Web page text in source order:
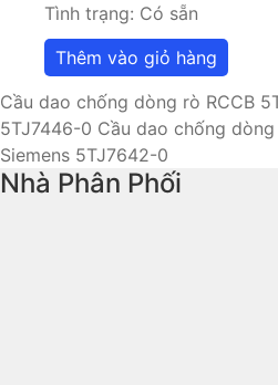
Tình trạng: Có sẵn
Thêm vào giỏ hàng
Cầu dao chống dòng rò RCCB
5TJ7446-0 Cầu dao chống
Siemens 5TJ7642-0
Nhà Phân Phối